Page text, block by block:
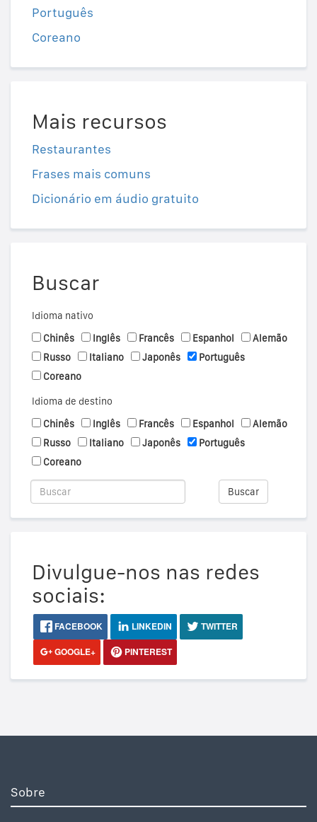
Português
Coreano
Mais recursos
Restaurantes
Frases mais comuns
Dicionário em áudio gratuito
Buscar
Idioma nativo
Chinês
Inglês Francês Espanhol
Alemão
Russo
Italiano Japonês
Português
Coreano
Idioma de destino
Chinês
Inglês Francês Espanhol
Alemão
Russo
Italiano Japonês
Português
Coreano
Buscar
Divulgue-nos nas redes
sociais:
FACEBOOK LINKEDIN
TWITTER
GOOGLE+
PINTEREST
Sobre